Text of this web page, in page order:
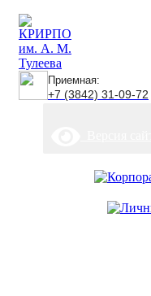
Приемная:
+7 (3842) 31-09-72